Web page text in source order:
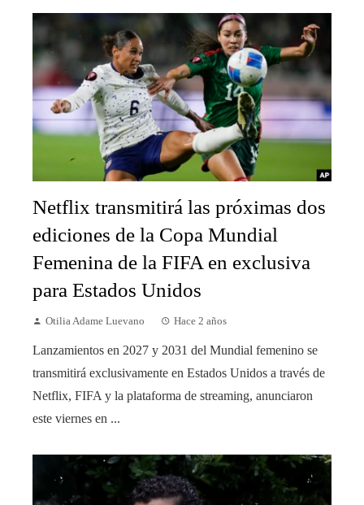
Netflix transmitirá las próximas dos
ediciones de la Copa Mundial
Femenina de la FIFA en exclusiva
para Estados Unidos
Otilia Adame Luevano Hace 2 años
Lanzamientos en 2027 y 2031 del Mundial femenino se
transmitirá exclusivamente en Estados Unidos a través de
Netflix, FIFA y la plataforma de streaming, anunciaron
este viernes en ...